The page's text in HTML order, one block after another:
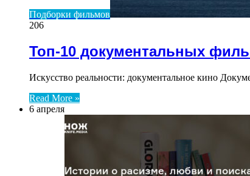
Подборки фильмов
206
Топ-10 документальных
Искусство реальности: документальное кино
Read More »
6 апреля